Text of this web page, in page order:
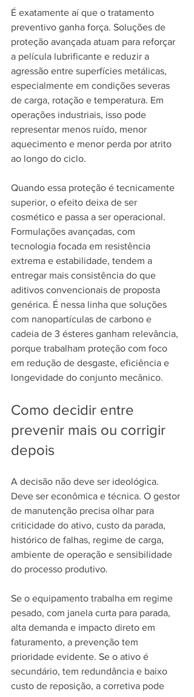
É exatamente aí que o tratamento
preventivo ganha força. Soluções de
proteção avançada atuam para reforçar
a película lubrificante e reduzir a
agressão entre superfícies metálicas,
especialmente em condições severas
de carga, rotação e temperatura. Em
operações industriais, isso pode
representar menos ruído, menor
aquecimento e menor perda por atrito
ao longo do ciclo.
Quando essa proteção é tecnicamente
superior, o efeito deixa de ser
cosmético e passa a ser operacional.
Formulações avançadas, com
tecnologia focada em resistência
extrema e estabilidade, tendem a
entregar mais consistência do que
aditivos convencionais de proposta
genérica. É nessa linha que soluções
com nanopartículas de carbono e
cadeia de 3 ésteres ganham relevância,
porque trabalham proteção com foco
em redução de desgaste, eficiência e
longevidade do conjunto mecânico.
Como decidir entre
prevenir mais ou corrigir
depois
A decisão não deve ser ideológica.
Deve ser econômica e técnica. O gestor
de manutenção precisa olhar para
criticidade do ativo, custo da parada,
histórico de falhas, regime de carga,
ambiente de operação e sensibilidade
do processo produtivo.
Se o equipamento trabalha em regime
pesado, com janela curta para parada,
alta demanda e impacto direto em
faturamento, a prevenção tem
prioridade evidente. Se o ativo é
secundário, tem redundância e baixo
custo de reposição, a corretiva pode